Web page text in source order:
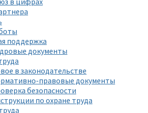
поддержка
документы
в законодательстве
правовые документы
безопасности
по охране труда